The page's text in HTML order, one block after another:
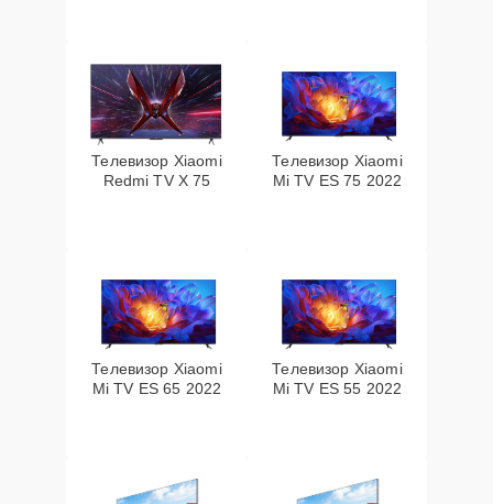
Телевизор Xiaomi
Redmi TV X 75
Телевизор Xiaomi
Mi TV ES 75 2022
Телевизор Xiaomi
Mi TV ES 65 2022
Телевизор Xiaomi
Mi TV ES 55 2022